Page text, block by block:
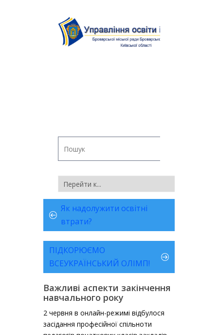
Як надолужити освітні
втрати?
ПІДКОРЮЄМО
ВСЕУКРАЇНСЬКИЙ ОЛІМП!
Важливі аспекти закінчення
навчального року
2 червня в онлайн-режимі відбулося
засідання професійної спільноти